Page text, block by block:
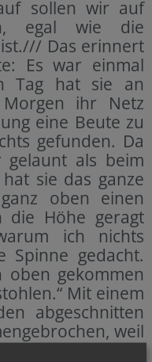
sollen wir auf
egal wie die
Das erinnert
Es war einmal
Tag hat sie an
ihr Netz
eine Beute zu
gefunden. Da
gelaunt als beim
sie das ganze
oben einen
die Höhe geragt
ich nichts
Spinne gedacht.
oben gekommen
Mit einem
abgeschnitten
weil
ganze Netz auf